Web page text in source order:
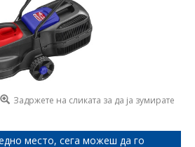
Задржете на сликата за да ја зумирате
место, сега можеш да го